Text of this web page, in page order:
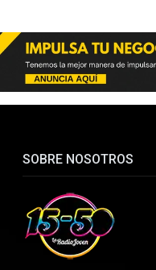
SOBRE NOSOTROS